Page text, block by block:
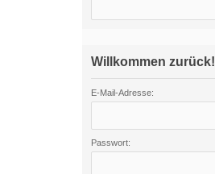
Willkommen zurück!
E-Mail-Adresse:
Passwort: